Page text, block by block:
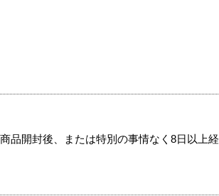
品開封後、または特別の事情なく8日以上経